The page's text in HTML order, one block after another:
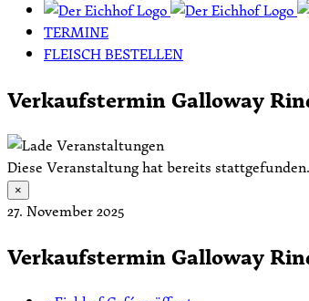
TERMINE
FLEISCH BESTELLEN
Verkaufstermin Galloway
Diese Veranstaltung hat bereits stattgefunden.
×
27. November 2025
Verkaufstermin Galloway